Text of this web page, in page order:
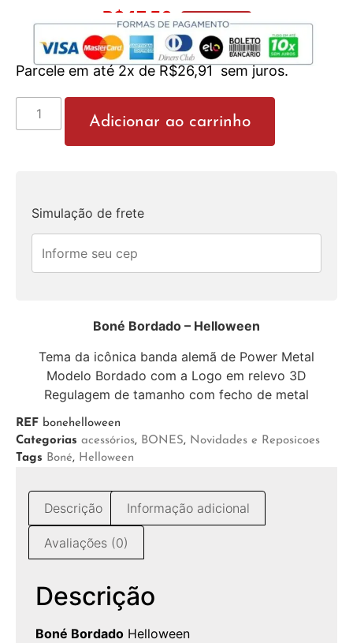
R$47,50 No Pix 5% OFF
Parcele em até 2x deR$26,91 sem juros.
Adicionar ao carrinho
Simulação de frete
Boné Bordado – Helloween
Tema da icônica banda alemã de Power Metal
Modelo Bordado com a Logo em relevo 3D
Regulagem de tamanho com fecho de metal
REF bonehelloween
Categorias acessórios, BONES, Novidades e Reposicoes
Tags Boné, Helloween
Descrição Informação adicional
Avaliações (0)
Descrição
Boné Bordado Helloween